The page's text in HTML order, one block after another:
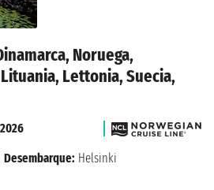
Noruega,
Lettonia, Suecia,
Desembarque: Helsinki